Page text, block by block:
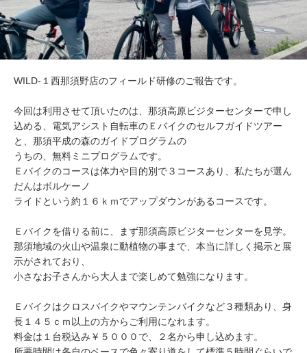
WILD-１西那須野店のフィールド研修のご報告です。
今回は利用させて頂いたのは、那須高原ビジターセンターで申し
込める、電気アシスト自転車のＥバイクのセルフガイドツアー
と、那須平成の森のガイドプログラムの
うちの、無料ミニプログラムです。
Ｅバイクのコースは体力や目的別で３コースあり、私たちが選ん
だんはボルケーノ
ライドという約１６ｋｍでアップダウンがあるコースです。
Ｅバイクを借りる前に、まず那須高原ビジターセンターを見学。
那須地域の火山や温泉に動植物の事まで、本当に詳しく掲示と展
示がされており、
小さなお子さんから大人まで楽しめて勉強になります。
Ｅバイクはクロスバイクやマウンテンバイクなど３種類あり、身
長１４５ｃｍ以上の方からご利用になれます。
料金は１台税込み￥５０００で、２名から申し込めます。